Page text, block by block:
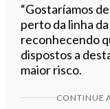
“Gostaríamos
perto da linha
reconhecendo
dispostos a
maior risco.
CONTINUE